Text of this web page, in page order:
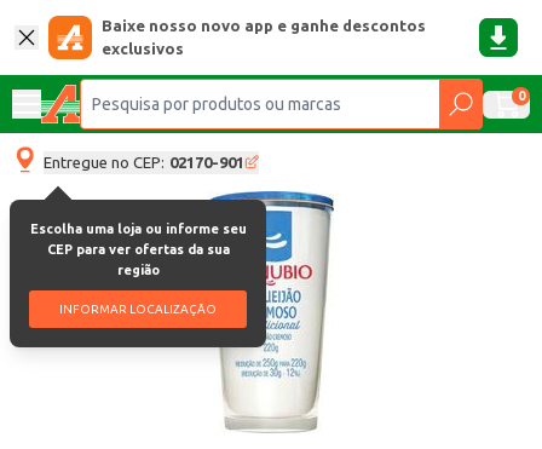
Baixe nosso novo app e ganhe descontos
exclusivos
0
Entregue no CEP: 02170-901
Escolha uma loja ou informe seu
CEP para ver ofertas da sua
região
INFORMAR LOCALIZAÇÃO